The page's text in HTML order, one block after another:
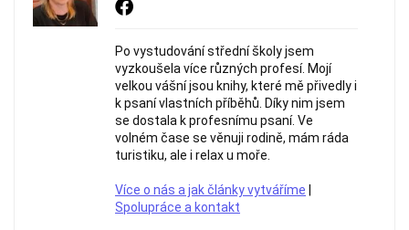
Po vystudování střední školy jsem
vyzkoušela více různých profesí. Mojí
velkou vášní jsou knihy, které mě přivedly i
k psaní vlastních příběhů. Díky nim jsem
se dostala k profesnímu psaní. Ve
volném čase se věnuji rodině, mám ráda
turistiku, ale i relax u moře.
Více o nás a jak články vytváříme
Spolupráce a kontakt